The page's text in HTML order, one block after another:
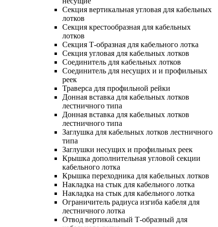
Секция вертикальная угловая для кабельных
лотков
Секция крестообразная для кабельных
лотков
Секция Т-образная для кабельного лотка
Секция угловая для кабельных лотков
Соединитель для кабельных лотков
Соединитель для несущих и и профильных
реек
Траверса для профильной рейки
Донная вставка для кабельных лотков
лестничного типа
Донная вставка для кабельных лотков
лестничного типа
Заглушка для кабельных лотков лестничного
типа
Заглушки несущих и профильных реек
Крышка дополнительная угловой секции
кабельного лотка
Крышка переходника для кабельных лотков
Накладка на стык для кабельного лотка
Накладка на стык для кабельного лотка
Ограничитель радиуса изгиба кабеля для
лестничного лотка
Отвод вертикальный Т-образный для